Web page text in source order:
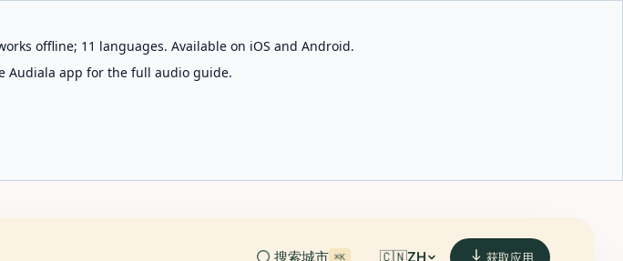
offline; 11 languages. Available on iOS and Android.
Audiala app for the full audio guide.
搜索城市 ⌘K 🇨🇳ZH 获取应用